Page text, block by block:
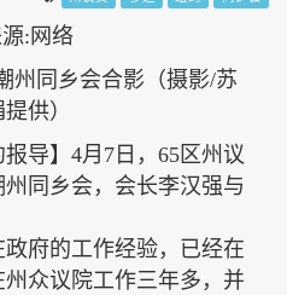
州同乡会合影 （摄影/苏
供）
报导】4月7日，65区州议
同乡会，会长李汉强与
府的工作经验，已经在
众议院工作三年多，并